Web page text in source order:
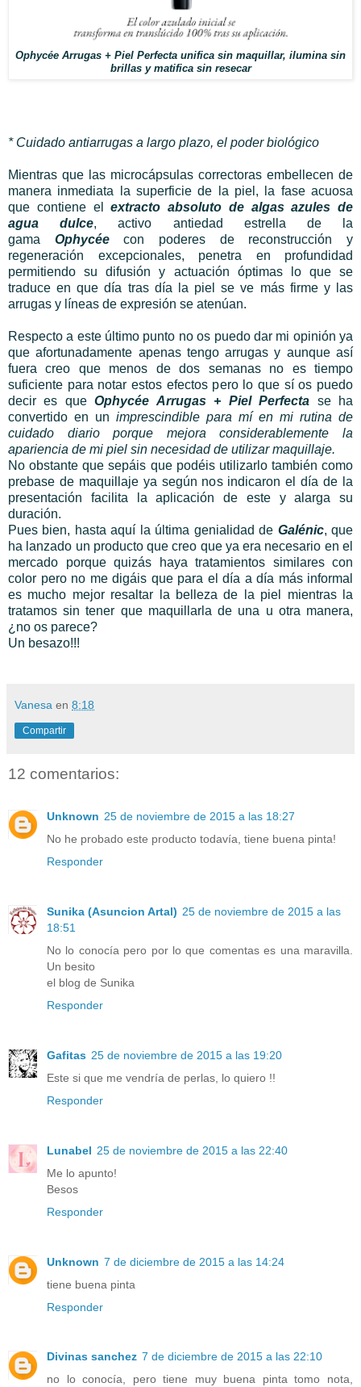
Ophycée Arrugas + Piel Perfecta unifica sin maquillar, ilumina sin
brillas y matifica sin resecar
* Cuidado antiarrugas a largo plazo, el poder biológico
Mientras que las microcápsulas correctoras embellecen de
manera inmediata la superficie de la piel, la fase acuosa
que contiene elextracto absoluto de algas azules de
agua dulce, activo antiedad estrella de la
gama Ophycéecon poderes de reconstrucción y
regeneración excepcionales, penetra en profundidad
permitiendo su difusión y actuación óptimas lo que se
traduce en que día tras día la piel se ve más firme y las
arrugas y líneas de expresión se atenúan.
Respecto a este último punto no os puedo dar mi opinión ya
que afortunadamente apenas tengo arrugas y aunque así
fuera creo que menos de dos semanas no es tiempo
suficiente para notar estos efectos pero lo que sí os puedo
decir es queOphycée Arrugas + Piel Perfecta se ha
convertido en un imprescindible para mí en mi rutina de
cuidado diario porque mejora considerablemente la
apariencia de mi piel sin necesidad de utilizar maquillaje.
No obstante que sepáis que podéis utilizarlo también como
prebase de maquillaje ya según nos indicaron el día de la
presentación facilita la aplicación de este y alarga su
duración.
Pues bien, hasta aquí la última genialidad de Galénic, que
ha lanzado un producto que creo que ya era necesario en el
mercado porque quizás haya tratamientos similares con
color pero no me digáis que para el día a día más informal
es mucho mejor resaltar la belleza de la piel mientras la
tratamos sin tener que maquillarla de una u otra manera,
¿no os parece?
Un besazo!!!
Vanesa en 8:18
Compartir
12 comentarios:
Unknown 25 de noviembre de 2015 a las 18:27
No he probado este producto todavía, tiene buena pinta!
Responder
Sunika (Asuncion Artal) 25 de noviembre de 2015 a las
18:51
No lo conocía pero por lo que comentas es una maravilla.
Un besito
el blog de Sunika
Responder
Gafitas 25 de noviembre de 2015 a las 19:20
Este si que me vendría de perlas, lo quiero !!
Responder
Lunabel 25 de noviembre de 2015 a las 22:40
Me lo apunto!
Besos
Responder
Unknown 7 de diciembre de 2015 a las 14:24
tiene buena pinta
Responder
Divinas sanchez 7 de diciembre de 2015 a las 22:10
no lo conocía, pero tiene muy buena pinta tomo nota,